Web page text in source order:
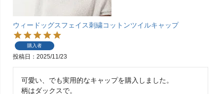
ウィードッグスフェイス刺繍コットンツイルキャップ
購入者
投稿日 2025/11/23
可愛い、でも実用的なキャップを購入しました。
柄はダックスで。